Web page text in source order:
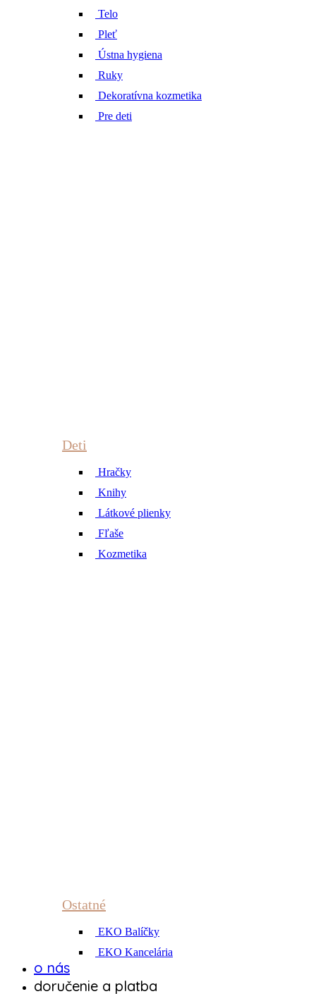
Telo
Pleť
Ústna hygiena
Ruky
Dekoratívna kozmetika
Pre deti
Deti
Hračky
Knihy
Látkové plienky
Fľaše
Kozmetika
Ostatné
EKO Balíčky
EKO Kancelária
o nás
doručenie a platba